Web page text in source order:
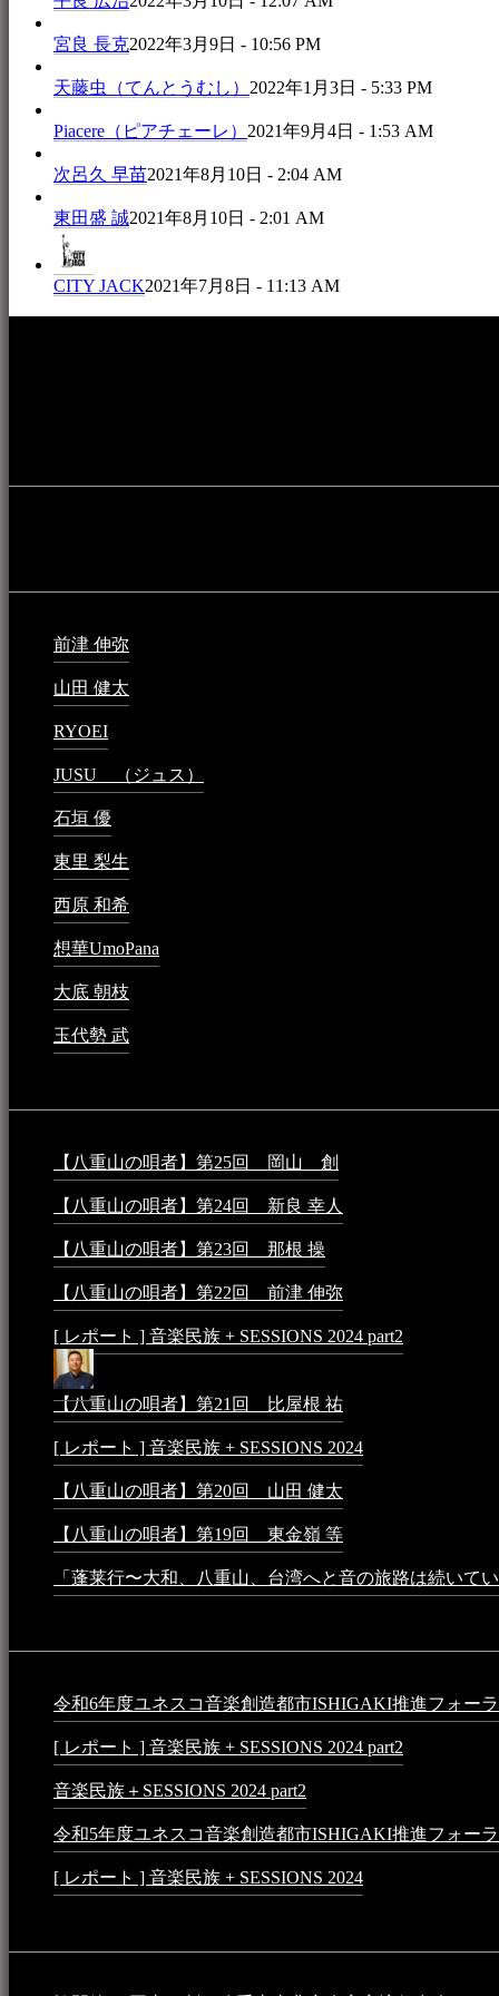
宮良 長克2022年3月9日 - 10:56 PM
天藤虫（てんとうむし） 2022年1月3日 - 5:33 PM
Piacere（ピアチェーレ） 2021年9月4日 - 1:53 AM
次呂久 早苗2021年8月10日 - 2:04 AM
東田盛 誠2021年8月10日 - 2:01 AM
CITY JACK2021年7月8日 - 11:13 AM
前津 伸弥
山田 健太
RYOEI
JUSU （ジュス）
石垣 優
東里 梨生
西原 和希
想華UmoPana
大底 朝枝
玉代勢 武
【八重山の唄者】第25回 岡山 創
【八重山の唄者】第24回 新良 幸人
【八重山の唄者】第23回 那根 操
【八重山の唄者】第22回 前津 伸弥
[ レポート ] 音楽民族 + SESSIONS 2024 part2
【八重山の唄者】第21回 比屋根 祐
[ レポート ] 音楽民族 + SESSIONS 2024
【八重山の唄者】第20回 山田 健太
【八重山の唄者】第19回 東金嶺 等
「蓬莱行〜大和、八重山、台湾へと音の旅路は続いて
令和6年度ユネスコ音楽創造都市ISHIGAKI推進フォー
[ レポート ] 音楽民族 + SESSIONS 2024 part2
音楽民族＋SESSIONS 2024 part2
令和5年度ユネスコ音楽創造都市ISHIGAKI推進フォー
[ レポート ] 音楽民族 + SESSIONS 2024